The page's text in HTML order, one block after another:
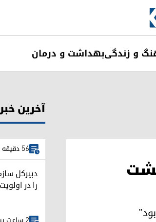
و زندگیبهداشت و درمان
آخرین
56 دقیقه پیش
دبیرکل
را در